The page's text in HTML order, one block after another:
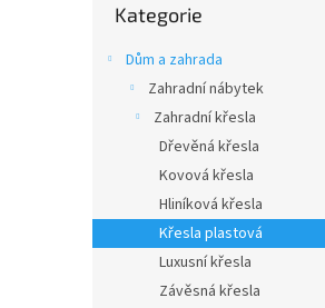
kategorie
Kategorie
Dům a zahrada
Zahradní nábytek
Zahradní křesla
Dřevěná křesla
Kovová křesla
Hliníková křesla
Křesla plastová
Luxusní křesla
Závěsná křesla